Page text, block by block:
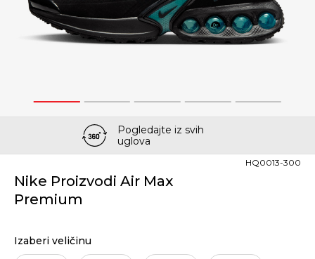
1 2 3 4 5
Pogledajte iz svih
uglova
Nike Proizvodi Air Max
Premium
HQ0013-300
Izaberi veličinu